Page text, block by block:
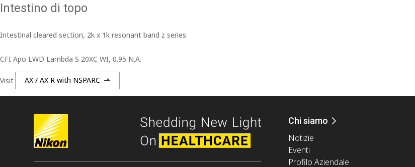
Intestino di topo
Intestinal cleared section, 2k x 1k resonant band z series
CFI Apo LWD Lambda S 20XC WI, 0.95 N.A.
Visit AX / AX R with NSPARC
Chi siamo
Notizie
Eventi
Profilo Aziendale